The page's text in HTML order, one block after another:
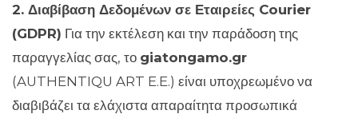
2. Διαβίβαση Δεδομένων σε Εταιρείες Courier
(GDPR) Για την εκτέλεση και την παράδοση της
παραγγελίας σας, το giatongamo.gr
(AUTHENTIQU ART E.E.) είναι υποχρεωμένο να
διαβιβάζει τα ελάχιστα απαραίτητα προσωπικά